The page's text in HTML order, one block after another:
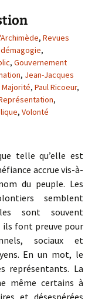
, Revues
démagogie,
, Gouvernement
, Jean-Jacques
Majorité, Paul Ricoeur,
,
, Volonté
telle qu’elle est
accrue vis-à-
du peuple. Les
semblent
sont souvent
ils font preuve pour
sociaux et
En un mot, le
représentants. La
même certains à
et désespérées